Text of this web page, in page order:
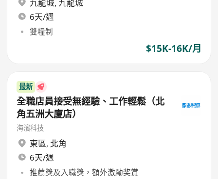
九龍城, 九龍城
6天/週
雙糧制
$15K-16K/月
最新
全職店員接受無經驗、工作輕鬆（北
角五洲大廈店）
海濱科技
東區, 北角
6天/週
推薦獎及入職獎，額外激勵奖賞